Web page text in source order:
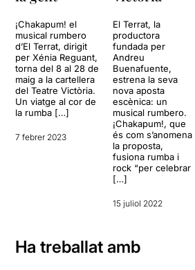
¡Chakapum! el
musical rumbero
d’El Terrat, dirigit
per Xénia Reguant,
torna del 8 al 28 de
maig a la cartellera
del Teatre Victòria.
Un viatge al cor de
la rumba […]
7 febrer 2023
El Terrat, la
productora
fundada per
Andreu
Buenafuente,
estrena la seva
nova aposta
escènica: un
musical rumbero.
¡Chakapum!, que
és com s’anomena
la proposta,
fusiona rumba i
rock “per celebrar
[…]
15 juliol 2022
Ha treballat amb